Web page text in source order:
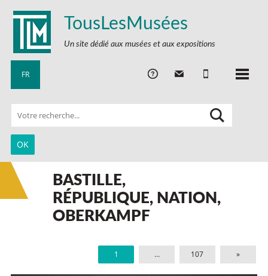
TousLesMusées
Un site dédié aux musées et aux expositions
FR
BASTILLE,
RÉPUBLIQUE, NATION,
OBERKAMPF
1 … 107 »